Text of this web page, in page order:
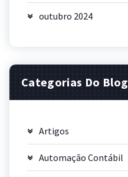
outubro 2024
Categorias Do Blog
Artigos
Automação Contábil